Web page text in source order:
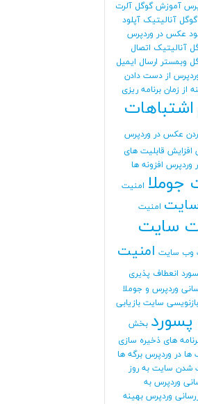
آموزش گوگل آلرت
آنالیتیک آپلود
عکس در وردپرس
آنالیتیک اتصال
وبمستر ارسال ایمیل
از دست دادن
از زمان برنامه ریزی
اشتباهات
عکس در وردپرس
افزایش قابلیت های
وردپرس افزونه ها
جوملا امنیت
امنیت
سایت
وب سایت امنیت
انعطاف پذیری
وردپرس و جوملا
بازنویسی سایت بازیابی
پسورد بخش
های ذخیره سازی
در وردپرس برگه ها
شدن سایت به روز
وردپرس به
وردپرس بهینه